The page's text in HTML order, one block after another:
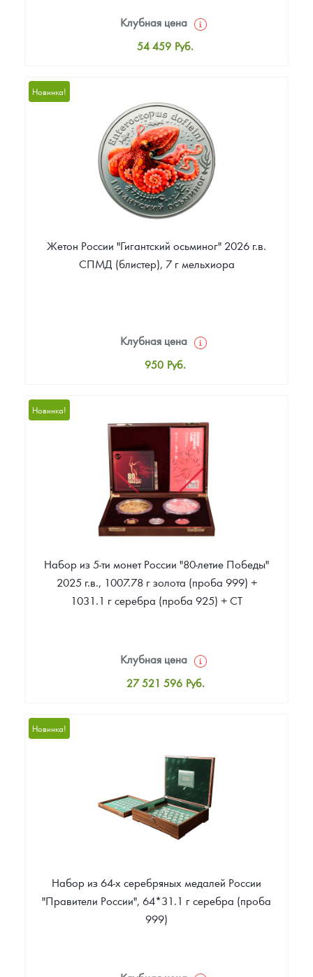
Клубная цена
54 459 Руб.
Цена выкупа
Звоните
Новинка!
Жетон России "Гигантский осьминог" 2026 г.в.
СПМД (блистер), 7 г мельхиора
Клубная цена
950 Руб.
Цена выкупа
Звоните
Новинка!
Набор из 5-ти монет России "80-летие Победы"
2025 г.в., 1007.78 г золота (проба 999) +
1031.1 г серебра (проба 925) + СТ
Клубная цена
27 521 596 Руб.
Звоните
Новинка!
Набор из 64-х серебряных медалей России
"Правители России", 64*31.1 г серебра (проба
999)